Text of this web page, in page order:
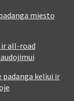
miesto
ir all-road
keliui ir